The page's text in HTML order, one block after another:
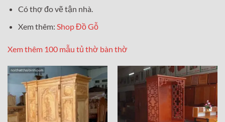
Có thợ đo vẽ tận nhà.
Xem thêm: Shop Đồ Gỗ
Xem thêm 100 mẫu tủ thờ bàn thờ